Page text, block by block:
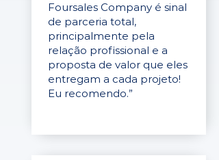
Foursales Company é sinal
de parceria total,
principalmente pela
relação profissional e a
proposta de valor que eles
entregam a cada projeto!
Eu recomendo.”